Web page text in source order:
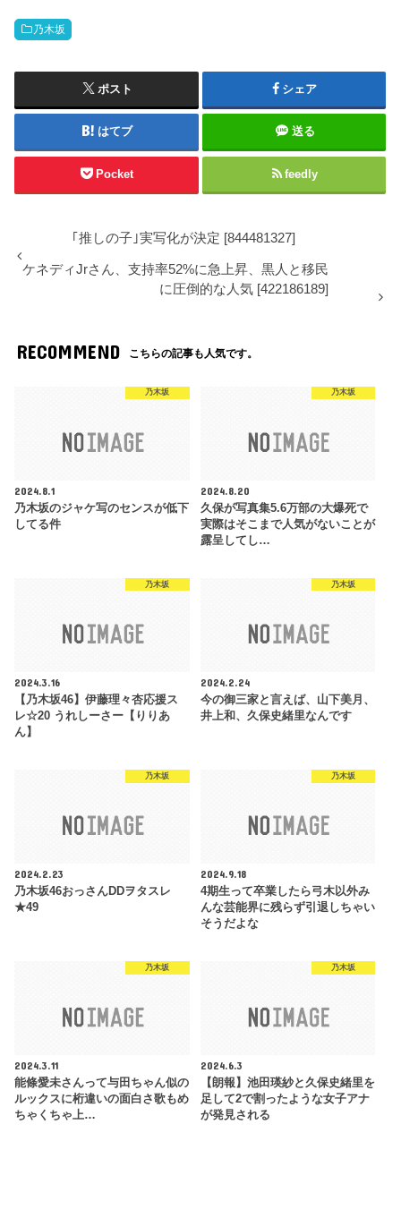
乃木坂
ポスト シェア
はてブ 送る
Pocket feedly
｢推しの子｣実写化が決定 [844481327]
ケネディJrさん、支持率52%に急上昇、黒人と移民
に圧倒的な人気 [422186189]
RECOMMEND こちらの記事も人気です。
乃木坂
2024.8.1
乃木坂のジャケ写のセンスが低下
してる件
乃木坂
2024.8.20
久保が写真集5.6万部の大爆死で
実際はそこまで人気がないことが
露呈してし…
乃木坂
2024.3.16
【乃木坂46】伊藤理々杏応援ス
レ☆20 うれしーさー【りりあ
ん】
乃木坂
2024.2.24
今の御三家と言えば、山下美月、
井上和、久保史緒里なんです
乃木坂
2024.2.23
乃木坂46おっさんDDヲタスレ
★49
乃木坂
2024.9.18
4期生って卒業したら弓木以外み
んな芸能界に残らず引退しちゃい
そうだよな
乃木坂
2024.3.11
能條愛未さんって与田ちゃん似の
ルックスに桁違いの面白さ歌もめ
ちゃくちゃ上…
乃木坂
2024.6.3
【朗報】池田瑛紗と久保史緒里を
足して2で割ったような女子アナ
が発見される